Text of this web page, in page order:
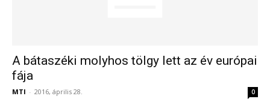
A bátaszéki molyhos tölgy lett az év európai
fája
MTI - 2016, április 28. 0